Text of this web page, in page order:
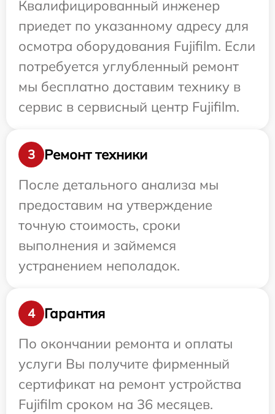
Квалифицированный инженер
приедет по указанному адресу для
осмотра оборудования Fujifilm. Если
потребуется углубленный ремонт
мы бесплатно доставим технику в
сервис в сервисный центр Fujifilm.
3
Ремонт техники
После детального анализа мы
предоставим на утверждение
точную стоимость, сроки
выполнения и займемся
устранением неполадок.
4
Гарантия
По окончании ремонта и оплаты
услуги Вы получите фирменный
сертификат на ремонт устройства
Fujifilm сроком на 36 месяцев.